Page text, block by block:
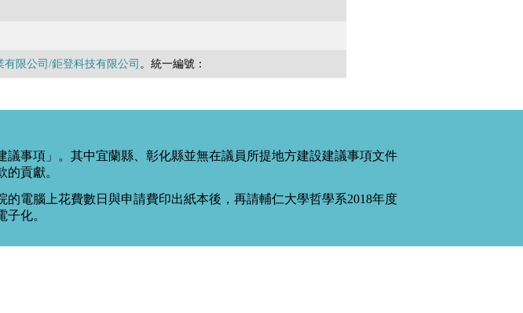
限公司/鉅登科技有限公司 。統一編號：
議事項」。其中宜蘭縣、彰化縣並無在議員所提地方建設建議事項文件
貢獻。
電腦上花費數日與申請費印出紙本後，再請輔仁大學哲學系2018年度
化。